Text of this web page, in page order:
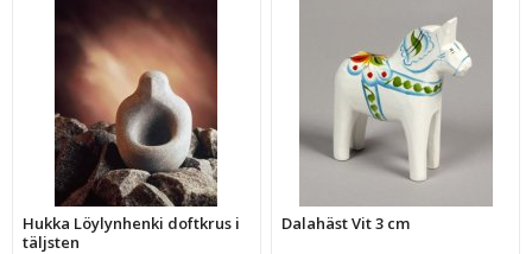
Hukka Löylynhenki doftkrus i
täljsten
Dalahäst Vit 3 cm